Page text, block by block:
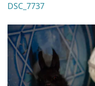
DSC_7737